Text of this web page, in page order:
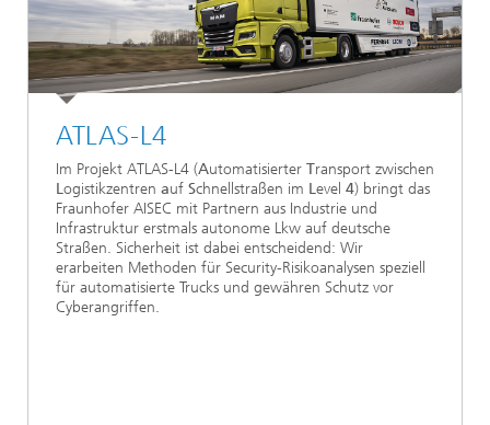
ATLAS-L4
Im Projekt ATLAS-L4 (Automatisierter Transport zwischen
Logistikzentren auf Schnellstraßen im Level 4) bringt das
Fraunhofer AISEC mit Partnern aus Industrie und
Infrastruktur erstmals autonome Lkw auf deutsche
Straßen. Sicherheit ist dabei entscheidend: Wir
erarbeiten Methoden für Security-Risikoanalysen speziell
für automatisierte Trucks und gewähren Schutz vor
Cyberangriffen.